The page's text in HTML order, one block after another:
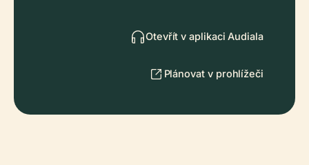
Otevřít v aplikaci Audiala
Plánovat v prohlížeči